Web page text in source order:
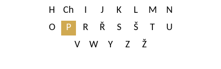
H
Ch I J K L M
N
O
P R Ř S Š T
U
V
W Y Z Ž